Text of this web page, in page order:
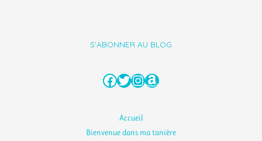
S'ABONNER AU BLOG
Facebook
Twitter
Instagram
Amazon
Accueil
Bienvenue dans ma tanière